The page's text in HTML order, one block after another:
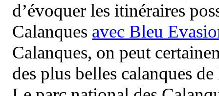
d’évoquer les itinéraires
Calanques avec Bleu
Calanques, on peut
des plus belles calanques